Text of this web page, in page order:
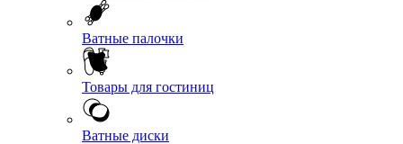
Ватные палочки
Товары для гостиниц
Ватные диски